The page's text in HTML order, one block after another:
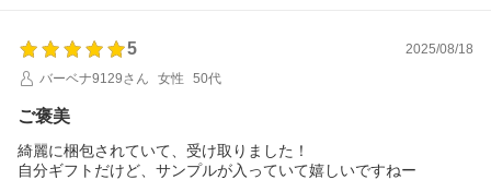
5
2025/08/18
バーベナ9129さん
女性 50代
ご褒美
綺麗に梱包されていて、受け取りました！
自分ギフトだけど、サンプルが入っていて嬉しいですねー